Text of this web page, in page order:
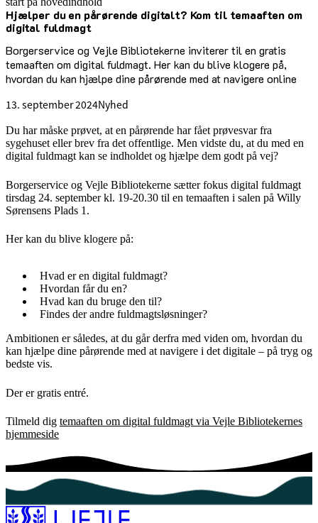
Hjælper du en pårørende digitalt? Kom til temaaften om
digital fuldmagt
Borgerservice og Vejle Bibliotekerne inviterer til en gratis
temaaften om digital fuldmagt. Her kan du blive klogere på,
hvordan du kan hjælpe dine pårørende med at navigere online
13. september 2024Nyhed
senest opdateret 22. april 2025
Du har måske prøvet, at en pårørende har fået prøvesvar fra
sygehuset eller brev fra det offentlige. Men vidste du, at du med en
digital fuldmagt kan se indholdet og hjælpe dem godt på vej?
Borgerservice og Vejle Bibliotekerne sætter fokus digital fuldmagt
tirsdag 24. september kl. 19-20.30 til en temaaften i salen på Willy
Sørensens Plads 1.
Her kan du blive klogere på:
Hvad er en digital fuldmagt?
Hvordan får du en?
Hvad kan du bruge den til?
Findes der andre fuldmagtsløsninger?
Ambitionen er således, at du går derfra med viden om, hvordan du
kan hjælpe dine pårørende med at navigere i det digitale – på tryg og
bedste vis.
Der er gratis entré.
Tilmeld dig temaaften om digital fuldmagt via Vejle Bibliotekernes
hjemmeside